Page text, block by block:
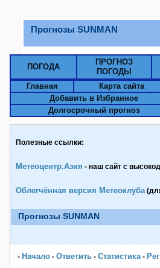
Прогнозы SUNMAN
ПОГОДА
ПРОГНОЗ
ПОГОДЫ
Главная
Карта сайта
Добавить в Избранное
Долгосрочный прогноз
Полезные ссылки:
Метеоцентр.Азия - наш сайт с
Облегчённая версия Метеоклуба
Прогнозы SUNMAN
- Начало - Ответить - Статистика-